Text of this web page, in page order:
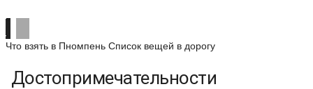
Что взять в Пномпень Список вещей в дорогу
Достопримечательности